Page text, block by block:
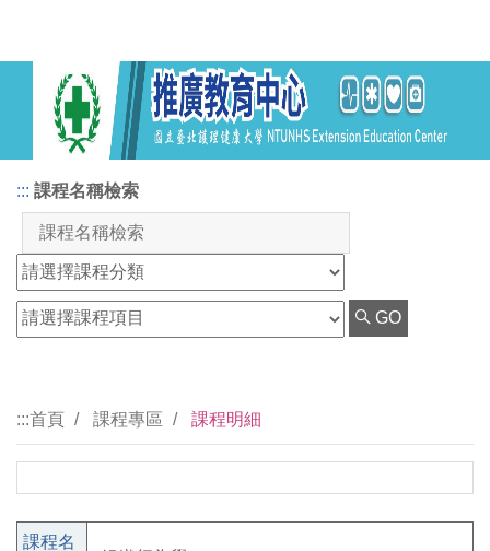
::: 課程名稱檢索
GO
:::首頁 課程專區 課程明細
課程名